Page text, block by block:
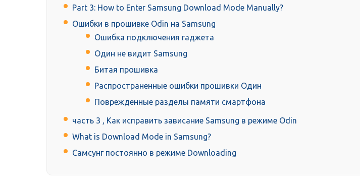
Part 3: How to Enter Samsung Download Mode Manually?
Ошибки в прошивке Odin на Samsung
Ошибка подключения гаджета
Один не видит Samsung
Битая прошивка
Распространенные ошибки прошивки Один
Поврежденные разделы памяти смартфона
часть 3 , Как исправить зависание Samsung в режиме Odin
What is Download Mode in Samsung?
Самсунг постоянно в режиме Downloading